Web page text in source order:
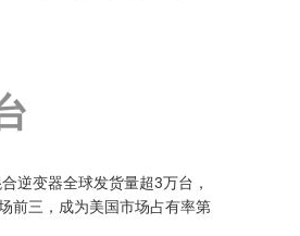
陆上交所主板（股票代码：